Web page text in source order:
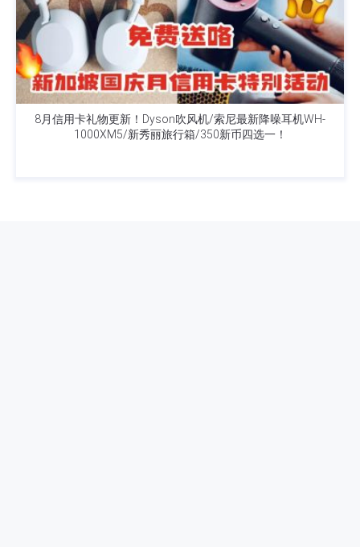
8月信用卡礼物更新！Dyson吹风机/索尼最新降噪耳机WH-
1000XM5/新秀丽旅行箱/350新币四选一！